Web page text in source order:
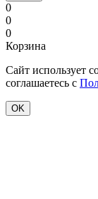
0
0
0
Корзина
Сайт использует
соглашаетесь с
OK